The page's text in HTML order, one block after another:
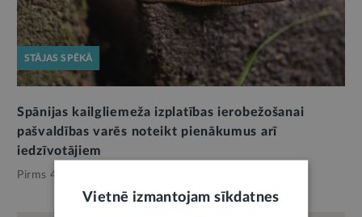
STĀJAS SPĒKĀ
Spānijas kailgliemeža izplatības ierobežošanai
pašvaldības varēs noteikt pienākumus arī
iedzīvotājiem
Pirms 4 mēnešiem,
Vietnē izmantojam sīkdatnes